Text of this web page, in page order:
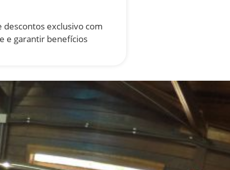
descontos exclusivo com
e garantir benefícios